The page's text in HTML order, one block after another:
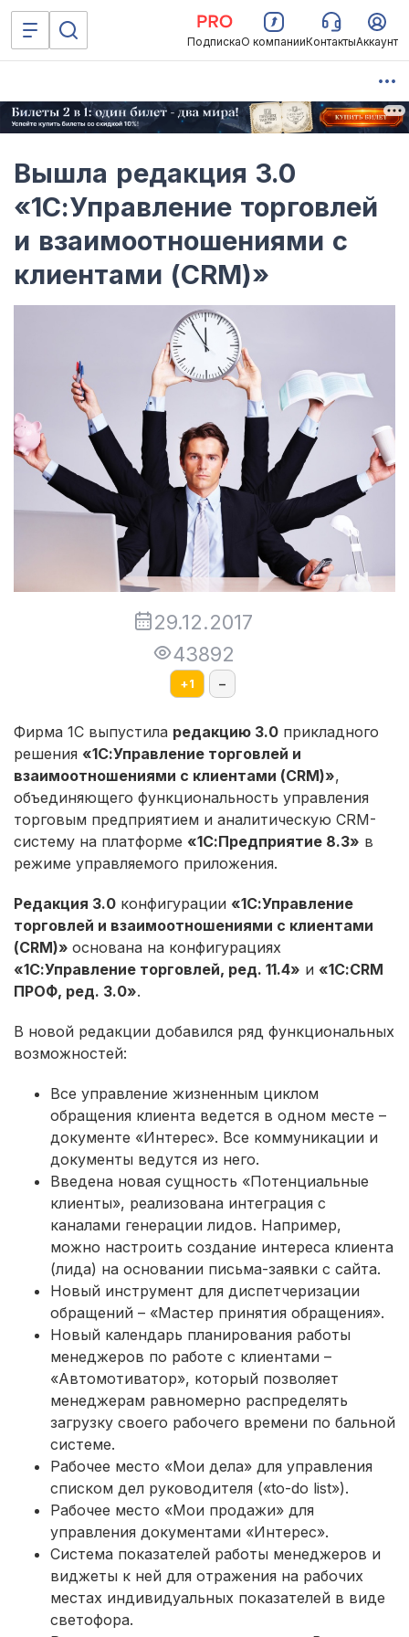
ПодпискаО компанииКонтактыАккаунт
Вышла редакция 3.0
«1С:Управление торговлей
и взаимоотношениями с
клиентами (CRM)»
29.12.2017
43892
+1 –
Фирма 1С выпустила редакцию 3.0 прикладного
решения «1С:Управление торговлей и
взаимоотношениями с клиентами (CRM)»,
объединяющего функциональность управления
торговым предприятием и аналитическую CRM-
систему на платформе «1С:Предприятие 8.3» в
режиме управляемого приложения.
Редакция 3.0 конфигурации «1С:Управление
торговлей и взаимоотношениями с клиентами
(CRM)» основана на конфигурациях
«1С:Управление торговлей, ред. 11.4» и «1С:CRM
ПРОФ, ред. 3.0».
В новой редакции добавился ряд функциональных
возможностей:
Все управление жизненным циклом
обращения клиента ведется в одном месте –
документе «Интерес». Все коммуникации и
документы ведутся из него.
Введена новая сущность «Потенциальные
клиенты», реализована интеграция с
каналами генерации лидов. Например,
можно настроить создание интереса клиента
(лида) на основании письма-заявки с сайта.
Новый инструмент для диспетчеризации
обращений – «Мастер принятия обращения».
Новый календарь планирования работы
менеджеров по работе с клиентами –
«Автомотиватор», который позволяет
менеджерам равномерно распределять
загрузку своего рабочего времени по бальной
системе.
Рабочее место «Мои дела» для управления
списком дел руководителя («to-do list»).
Рабочее место «Мои продажи» для
управления документами «Интерес».
Система показателей работы менеджеров и
виджеты к ней для отражения на рабочих
местах индивидуальных показателей в виде
светофора.